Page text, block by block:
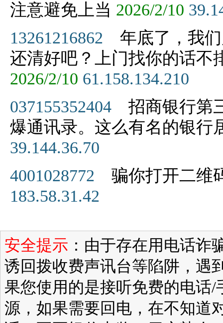
注意避免上当 2026/2/10
13261216862 年底了，我们
还清好吧？上门找你的话不
2026/2/10 61.158.134.210
037155352404 招商银行第
爆通讯录。这么有名的银行
39.144.36.70
4001028772 骗你打开二维
183.58.31.42
安全提示 ：由于存在用电话诈
诱回拨收费声讯台等陷阱，遇
果您使用的是接听免费的电话
源，如果需要回电，在不知道